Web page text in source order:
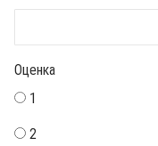
Оценка
1
2